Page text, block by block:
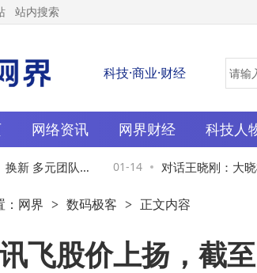
站内搜索
科技·商业·财经
网络资讯 网界财经 科技人
多元团队助 01-14 对话王晓刚：大晓
生态协同，解锁具身
网界 > 数码极客 > 正文内容
飞股价上扬，截